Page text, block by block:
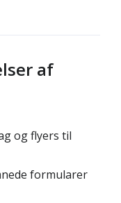
af
og flyers til
formularer